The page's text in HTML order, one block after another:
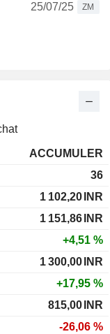
25/07/25
ZM
ACCUMULER
36
1 102,20 INR
1 151,86 INR
+4,51 %
1 300,00 INR
+17,95 %
815,00 INR
-26,06 %